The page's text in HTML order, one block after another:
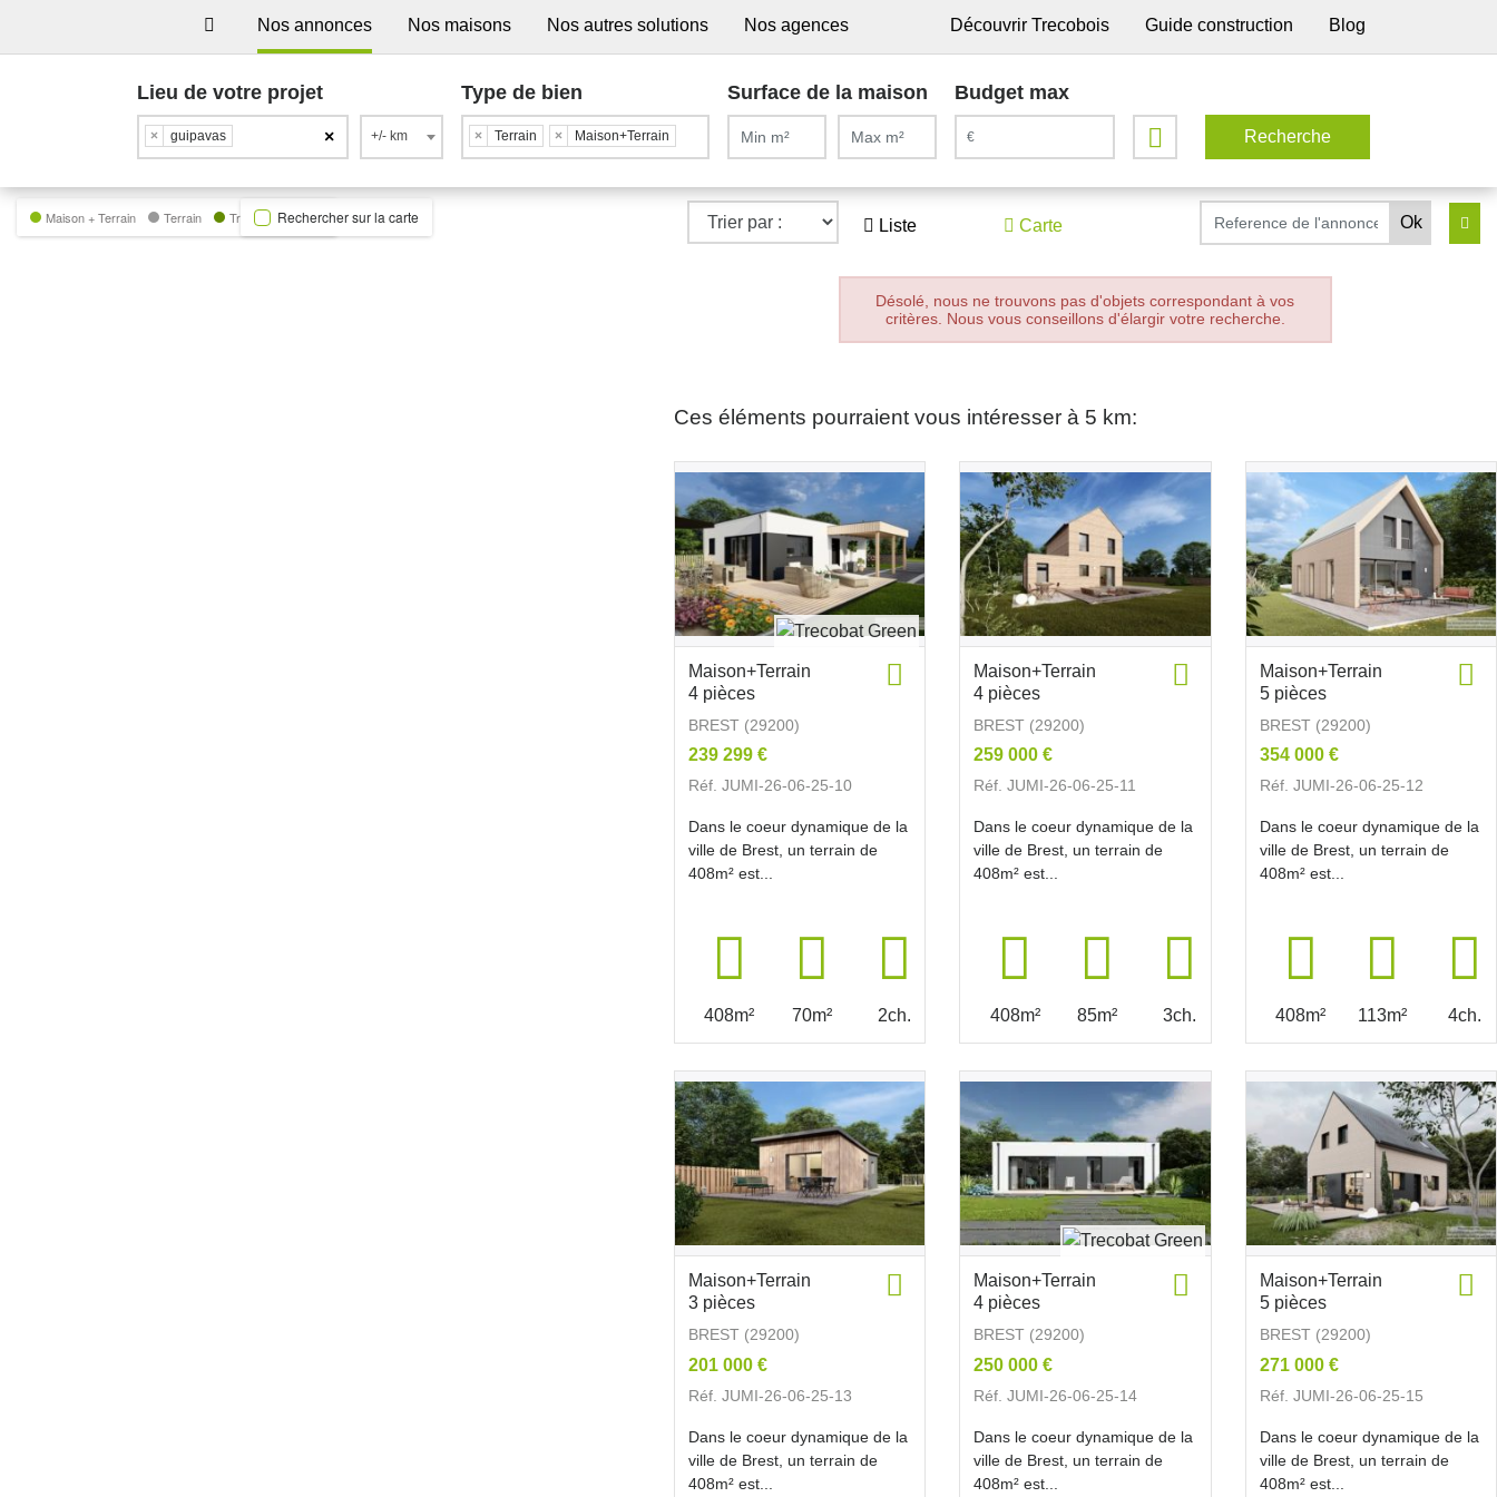
Nos annonces Nos maisons Nos autres solutions Nos agences Découvrir Trecobois Guide construction Blog
Lieu de votre projet
×
× guipavas +/- km
Type de bien
× Terrain × Maison+Terrain
Surface de la maison Budget max
Liste Carte
Maison + Terrain Terrain Trecobat GreenRechercher sur la carte
Désolé, nous ne trouvons pas d'objets correspondant à vos
critères. Nous vous conseillons d'élargir votre recherche.
Ces éléments pourraient vous intéresser à 5 km:
Maison+Terrain
4 pièces
BREST (29200)
239 299 €
Réf. JUMI-26-06-25-10
Dans le coeur dynamique de la
ville de Brest, un terrain de
408m² est...
408m² 70m² 2ch.
Maison+Terrain
4 pièces
BREST (29200)
259 000 €
Réf. JUMI-26-06-25-11
Dans le coeur dynamique de la
ville de Brest, un terrain de
408m² est...
408m² 85m² 3ch.
Maison+Terrain
5 pièces
BREST (29200)
354 000 €
Réf. JUMI-26-06-25-12
Dans le coeur dynamique de la
ville de Brest, un terrain de
408m² est...
408m² 113m² 4ch.
Maison+Terrain
3 pièces
BREST (29200)
201 000 €
Réf. JUMI-26-06-25-13
Dans le coeur dynamique de la
ville de Brest, un terrain de
408m² est...
Maison+Terrain
4 pièces
BREST (29200)
250 000 €
Réf. JUMI-26-06-25-14
Dans le coeur dynamique de la
ville de Brest, un terrain de
408m² est...
Maison+Terrain
5 pièces
BREST (29200)
271 000 €
Réf. JUMI-26-06-25-15
Dans le coeur dynamique de la
ville de Brest, un terrain de
408m² est...